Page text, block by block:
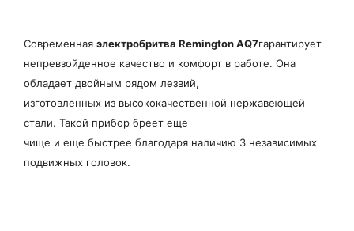
Современная электробритва Remington AQ7гарантирует
непревзойденное качество и комфорт в работе. Она
обладает двойным рядом лезвий,
изготовленных из высококачественной нержавеющей
стали. Такой прибор бреет еще
чище и еще быстрее благодаря наличию 3 независимых
подвижных головок.